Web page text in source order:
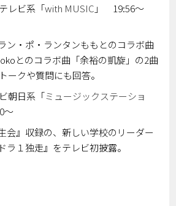
レビ系「with MUSIC 」 19:56～
ランタンももとのコラボ曲
とのコラボ曲「余裕の凱旋」の2曲
ークや質問にも回答。
朝日系「ミュージックステーショ
～
の、新しい学校のリーダー
ラ１独走』をテレビ初披露。